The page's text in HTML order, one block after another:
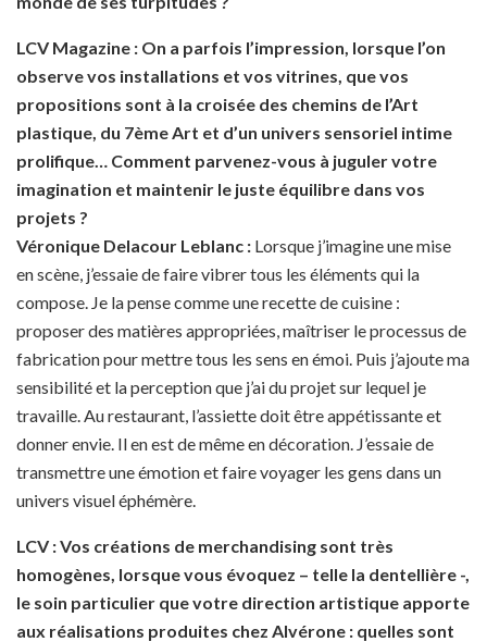
LCV Magazine : On a parfois l’impression, lorsque l’on
observe vos installations et vos vitrines, que vos
propositions sont à la croisée des chemins de l’Art
plastique, du 7ème Art et d’un univers sensoriel intime
prolifique… Comment parvenez-vous à juguler votre
imagination et maintenir le juste équilibre dans vos
projets ?
Véronique Delacour Leblanc : Lorsque j’imagine une mise
en scène, j’essaie de faire vibrer tous les éléments qui la
compose. Je la pense comme une recette de cuisine :
proposer des matières appropriées, maîtriser le processus de
fabrication pour mettre tous les sens en émoi. Puis j’ajoute ma
sensibilité et la perception que j’ai du projet sur lequel je
travaille. Au restaurant, l’assiette doit être appétissante et
donner envie. Il en est de même en décoration. J’essaie de
transmettre une émotion et faire voyager les gens dans un
univers visuel éphémère.
LCV : Vos créations de merchandising sont très
homogènes, lorsque vous évoquez – telle la dentellière -,
le soin particulier que votre direction artistique apporte
aux réalisations produites chez Alvérone : quelles sont